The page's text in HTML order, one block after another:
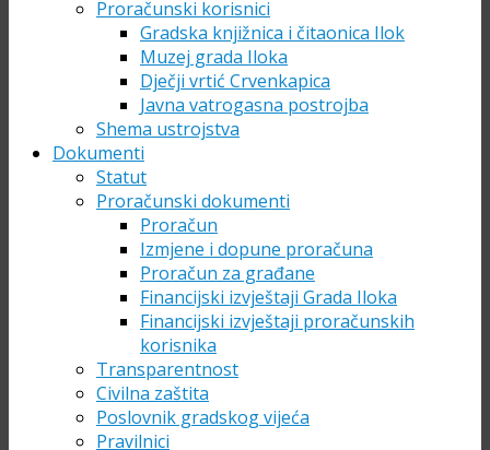
Proračunski korisnici
Gradska knjižnica i čitaonica Ilok
Muzej grada Iloka
Dječji vrtić Crvenkapica
Javna vatrogasna postrojba
Shema ustrojstva
Dokumenti
Statut
Proračunski dokumenti
Proračun
Izmjene i dopune proračuna
Proračun za građane
Financijski izvještaji Grada Iloka
Financijski izvještaji proračunskih
korisnika
Transparentnost
Civilna zaštita
Poslovnik gradskog vijeća
Pravilnici